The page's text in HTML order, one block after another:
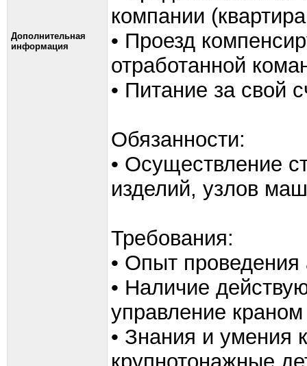
Дополнительная
информация
компании
• Проезд
отработанной
• Питание за свой
Обязанности:
• Осуществление
изделий, узлов
Требования:
• Опыт проведения
• Наличие
управление
• Знания и умения